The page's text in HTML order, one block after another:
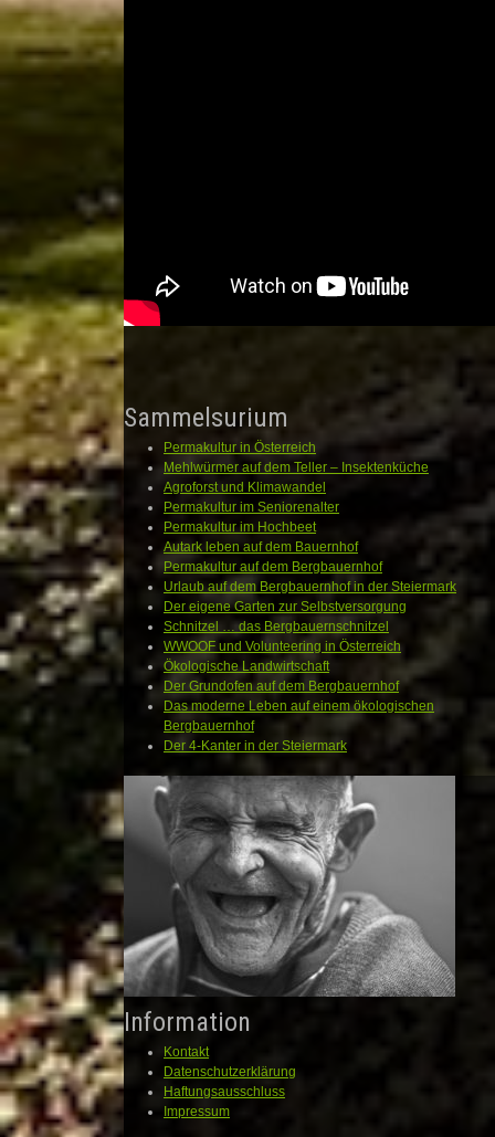
Sammelsurium
Permakultur in Österreich
Mehlwürmer auf dem Teller – Insektenküche
Agroforst und Klimawandel
Permakultur im Seniorenalter
Permakultur im Hochbeet
Autark leben auf dem Bauernhof
Permakultur auf dem Bergbauernhof
Urlaub auf dem Bergbauernhof in der Steiermark
Der eigene Garten zur Selbstversorgung
Schnitzel … das Bergbauernschnitzel
WWOOF und Volunteering in Österreich
Ökologische Landwirtschaft
Der Grundofen auf dem Bergbauernhof
Das moderne Leben auf einem ökologischen
Bergbauernhof
Der 4-Kanter in der Steiermark
Information
Kontakt
Datenschutzerklärung
Haftungsausschluss
Impressum